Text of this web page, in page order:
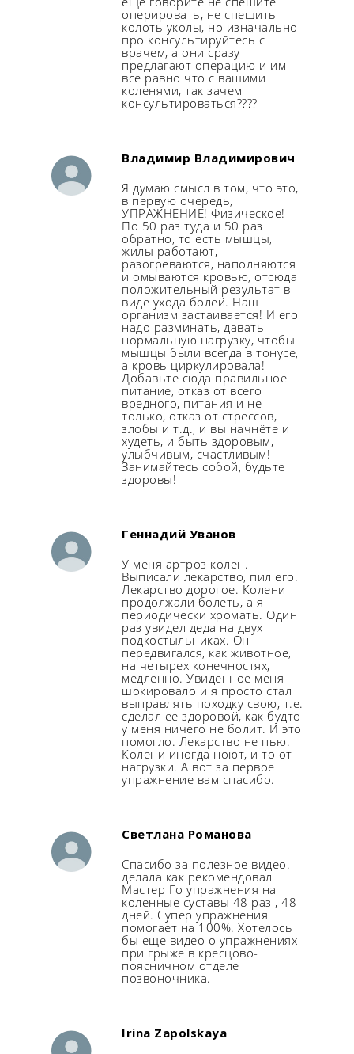
оперировать, не спешить
колоть уколы, но изначально
про консультируйтесь с
врачем, а они сразу
предлагают операцию и им
все равно что с вашими
коленями, так зачем
консультироваться????
Владимир Владимирович
Я думаю смысл в том, что это,
в первую очередь,
УПРАЖНЕНИЕ! Физическое!
По 50 раз туда и 50 раз
обратно, то есть мышцы,
жилы работают,
разогреваются, наполняются
и омываются кровью, отсюда
положительный результат в
виде ухода болей. Наш
организм застаивается! И его
надо разминать, давать
нормальную нагрузку, чтобы
мышцы были всегда в тонусе,
а кровь циркулировала!
Добавьте сюда правильное
питание, отказ от всего
вредного, питания и не
только, отказ от стрессов,
злобы и т.д., и вы начнёте и
худеть, и быть здоровым,
улыбчивым, счастливым!
Занимайтесь собой, будьте
здоровы!
Геннадий Уванов
У меня артроз колен.
Выписали лекарство, пил его.
Лекарство дорогое. Колени
продолжали болеть, а я
периодически хромать. Один
раз увидел деда на двух
подкостыльниках. Он
передвигался, как животное,
на четырех конечностях,
медленно. Увиденное меня
шокировало и я просто стал
выправлять походку свою, т.е.
сделал ее здоровой, как будто
у меня ничего не болит. И это
помогло. Лекарство не пью.
Колени иногда ноют, и то от
нагрузки. А вот за первое
упражнение вам спасибо.
Светлана Романова
Спасибо за полезное видео.
делала как рекомендовал
Мастер Го упражнения на
коленные суставы 48 раз , 48
дней. Супер упражнения
помогает на 100%. Хотелось
бы еще видео о упражнениях
при грыже в кресцово-
поясничном отделе
позвоночника.
Irina Zapolskaya